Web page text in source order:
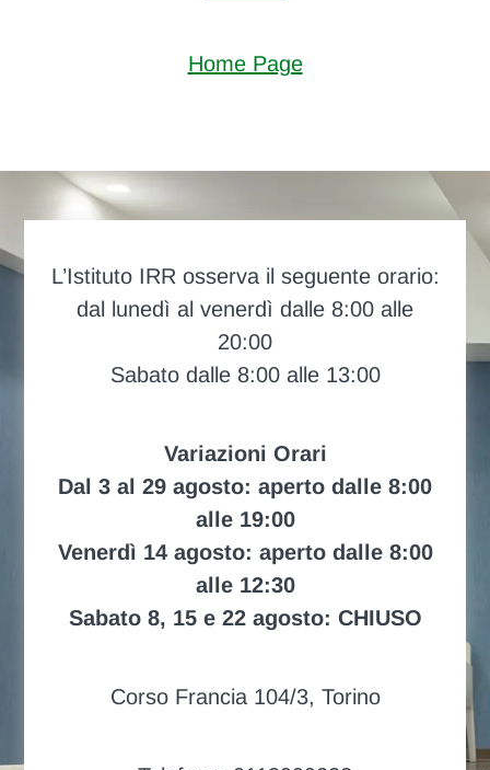
Home Page
L’Istituto IRR osserva il seguente orario:
dal lunedì al venerdì dalle 8:00 alle
20:00
Sabato dalle 8:00 alle 13:00
Variazioni Orari
Dal 3 al 29 agosto: aperto dalle 8:00
alle 19:00
Venerdì 14 agosto: aperto dalle 8:00
alle 12:30
Sabato 8, 15 e 22 agosto: CHIUSO
Corso Francia 104/3, Torino